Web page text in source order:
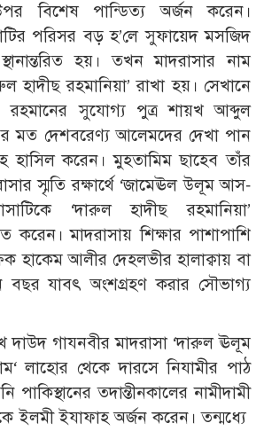
বিশেষ পান্ডিত্য অর্জন করেন।
পরিসর বড় হ’লে সুফায়েদ মসজিদ
হয়। তখন মাদরাসার নাম
হাদীছ রহমানিয়া’ রাখা হয়। সেখানে
রহমানের সুযোগ্য পুত্র শায়খ আব্দুল
মত দেশবরেণ্য আলেমদের দেখা পান
হাসিল করেন। মুহতামিম ছাহেব তাঁর
স্মৃতি রক্ষার্থে ‘জামেঊল উলূম আস-
‘দারুল হাদীছ রহমানিয়া’
করেন। মাদরাসায় শিক্ষার পাশাপাশি
হাকেম আলীর দেহলভীর হালাক্বায় বা
বছর যাবৎ অংশগ্রহণ করার সৌভাগ্য
দাউদ গাযনবীর মাদরাসা ‘দারুল ঊলূম
লাহোর থেকে দারসে নিযামীর পাঠ
পাকিস্থানের তদান্তীনকালের নামীদামী
ইলমী ইযাফাহ অর্জন করেন। তন্মধ্যে